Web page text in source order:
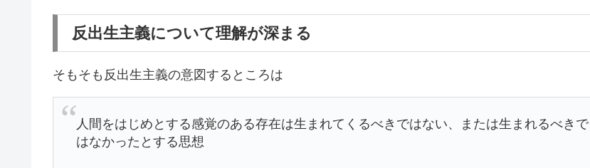
反出生主義について理解が深まる
そもそも反出生主義の意図するところは
人間をはじめとする感覚のある存在は生まれてくるべきではない、または生まれるべきで
はなかったとする思想